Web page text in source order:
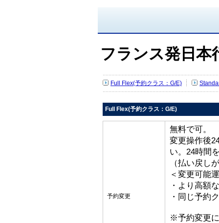
フランス発日本
Full Flex(予約クラス：G/E)
Full Flex(予約クラス：G/E)
予約変更
無料で可。
変更操作後
い。24時間
（払い戻し
＜変更可能
・より高額
・同じ予約
※予約変更